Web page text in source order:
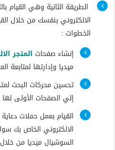
الطريقة الثانية وهي القيام
الالكتروني بنفسك من خلال
الخطوات :
إنشاء صفحات المتجر
ميديا وإدارتها لمتابعة
تحسين محركات البحث
إلي الصفحات الأولى
القيام بعمل حملات دعاية
الالكتروني الخاص بك
السوشيال ميديا من